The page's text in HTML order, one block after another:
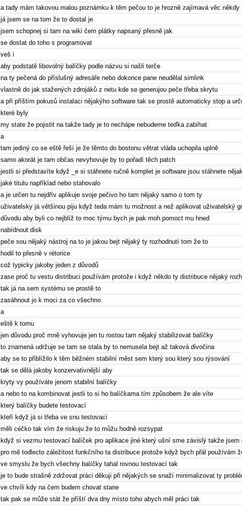
a tady mám takovou malou poznámku k těm pečou to je hrozně zajímavá věc někdy
já jsem se na tom že to dostal je
jsem schopnej si tam na wiki čem plátky napsaný přesně jak
se dostat do toho s programovat
veš i
aby podstatě libovolný balíčky podle názvu si našli terče
na ty pečená do příslušný adresáře nebo dokonce pane neudělal simlink
vlastně do jak stažených zdrojáků z netu kde se generujou peče třeba skrytu
a při příštím pokusů instalaci nějakýho software tak se prostě automaticky stop a
které byly
my state že pojistit na takže tady je to nechápe nebudeme teďka zabíhat
a
tam jediný co se eště řeší je že těmto do bostonu větrat vláda uchopila uplně
samo akorát je tam občas nevyhovuje by to pořadí těch patch
jestli si představíte když _e si stáhnete ručně komplet je software jsou stáhnete
jaké titulu například nebo stahovalo
a je určen tu nejdřív aplikuje svoje pečivo ho tam nějaký samo o tom ty
uživatelsky já většinou piju když teda mám tu možnost a než aplikovat uživatelský
důvodu aby byli co nejblíž to moc týmu bych je pak moh pomoct mu hned
nabídnout disk
peče sou nějaký nástroj na to je jakou bejt nějaký ty rozhodnutí tom že to
hodil to přesně v rétorice
což typicky jakoby jeden z důvodů
zase proč tu vestu distribuci používám protože i když někdo ty distribuce nějaký
tak já na sem systému se prostě to
zasáhnout jo k moci za co všechno
a
eště k tomu
jen důvodu proč mně vyhovuje jen tu rostou tam nějaký stabilizovat balíčky
to znamená udržuje se tam se stala by to nemusela bejt až taková divočina
aby se to přiblížilo k těm běžném stabilní měst sem který sou který sou rýsování
tak se dělá jakoby konzervativnější aby
kryty vy používáte jenom stabilní balíčky
a nebo to na kombinovat jestli to si ho balíčkama tím způsobem že ale víte
který balíčky budete testovací
kteří když já si třeba ve snu testovací
měli céčko tak vím že riskuju že to můžu hodně rozsypat
když si vezmu testovací balíček pro aplikace jiné který ušní sme závislý takže jsem
pro mě todlecto záležitost funkčního ta distribuce protože když bych přál používám
ve smyslu že bych všechny balíčky tahal rovnou testovací tak
je to bude strašně zdržovat práci děkuji při nějakých se snaží minimalizovat ty
ve chvíli kdy na čem budem chovat stane
tak pak se může stát že příští dva dny místo toho abych měl práci tak